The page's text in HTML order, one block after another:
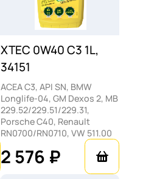
XTEC 0W40 C3 1L,
34151
ACEA C3, API SN, BMW
Longlife-04, GM Dexos 2, MB
229.52/229.51/229.31,
Porsche C40, Renault
RN0700/RN0710, VW 511.00
2 576 ₽